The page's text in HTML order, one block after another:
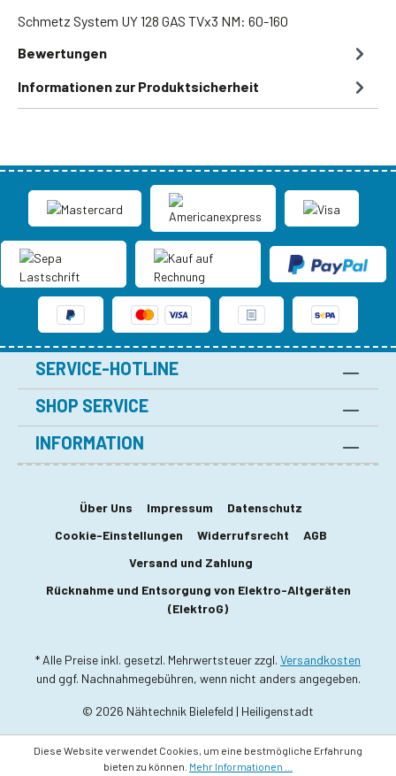
Schmetz System UY 128 GAS TVx3 NM: 60-160
Bewertungen
Informationen zur Produktsicherheit
SERVICE-HOTLINE
SHOP SERVICE
INFORMATION
Über Uns Impressum
Datenschutz
Cookie-Einstellungen
Widerrufsrecht
AGB
Versand und Zahlung
Rücknahme und Entsorgung von Elektro-Altgeräten
(ElektroG)
* Alle Preise inkl. gesetzl. Mehrwertsteuer zzgl. Versandkosten
und ggf. Nachnahmegebühren, wenn nicht anders angegeben.
© 2026 Nähtechnik Bielefeld | Heiligenstadt
Diese Website verwendet Cookies, um eine bestmögliche Erfahrung
bieten zu können. Mehr Informationen ...